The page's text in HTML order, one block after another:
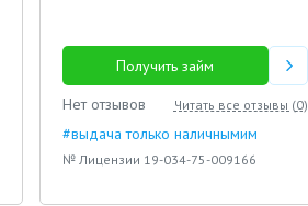
Получить займ
Нет отзывов
Читать все отзывы (0)
#выдача только наличнымим
№ Лицензии 19-034-75-009166